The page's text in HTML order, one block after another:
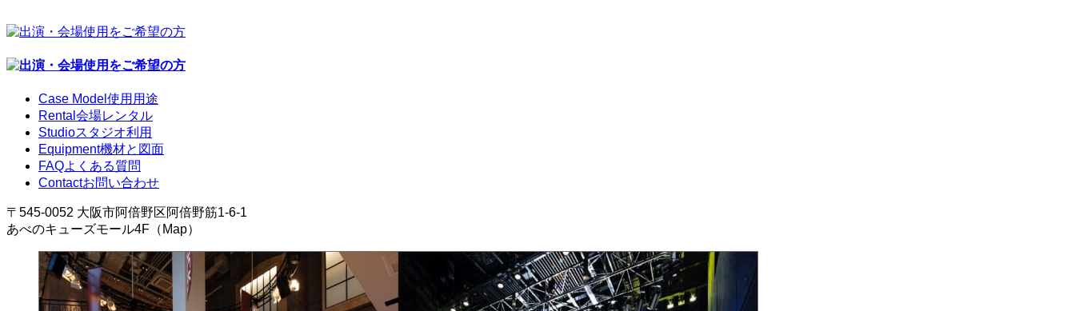
Case Model 使用用途
Rental 会場レンタル
Studioスタジオ利用
Equipment機材と図面
FAQよくある質問
Contactお問い合わせ
〒545-0052 大阪市阿倍野区阿倍野筋1-6-1
あべのキューズモール4F（Map）